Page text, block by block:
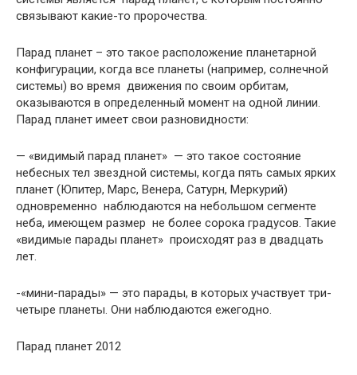
связывают какие-то пророчества.
Парад планет – это такое расположение планетарной
конфигурации, когда все планеты (например, солнечной
системы) во время движения по своим орбитам,
оказываются в определенный момент на одной линии.
Парад планет имеет свои разновидности:
— «видимый парад планет» — это такое состояние
небесных тел звездной системы, когда пять самых ярких
планет (Юпитер, Марс, Венера, Сатурн, Меркурий)
одновременно наблюдаются на небольшом сегменте
неба, имеющем размер не более сорока градусов. Такие
«видимые парады планет» происходят раз в двадцать
лет.
-«мини-парады» — это парады, в которых участвует три-
четыре планеты. Они наблюдаются ежегодно.
Парад планет 2012